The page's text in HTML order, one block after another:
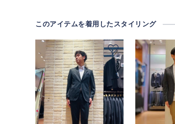
このアイテムを着用したスタイリング